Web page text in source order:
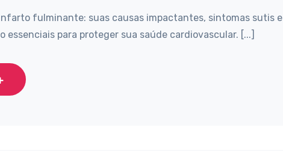
fulminante: suas causas impactantes, sintomas sutis e
essenciais para proteger sua saúde cardiovascular. [...]